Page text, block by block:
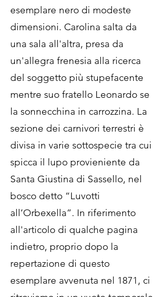
esemplare nero di modeste
dimensioni. Carolina salta da
una sala all'altra, presa da
un'allegra frenesia alla ricerca
del soggetto più stupefacente
mentre suo fratello Leonardo se
la sonnecchina in carrozzina. La
sezione dei carnivori terrestri è
divisa in varie sottospecie tra cui
spicca il lupo provieniente da
Santa Giustina di Sassello, nel
bosco detto “Luvotti
all’Orbexella”. In riferimento
all'articolo di qualche pagina
indietro, proprio dopo la
repertazione di questo
esemplare avvenuta nel 1871, ci